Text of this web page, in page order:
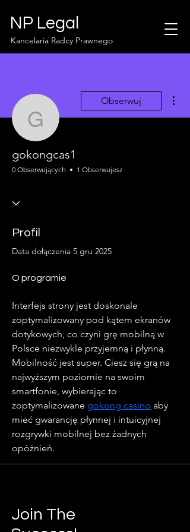
NP Legal
Kancelaria Radcy Prawnego
gokongcas1
Obserwuj
gokongcas1
0 Obserwujących 1 Obserwujesz
Profil
Data dołączenia 5 gru 2025
O programie
Interfejs strony jest doskonale
zoptymalizowany pod kątem ekranów
dotykowych, co czyni grę mobilną w
Polsce niezwykle przyjemną i płynną.
Mobilność jest super. Ciesz się grą na
najwyższym poziomie na swoim
smartfonie, wybierając to
zoptymalizowane gokong casino aby
mieć gwarancję płynnej i intuicyjnej
rozgrywki mobilnej bez żadnych
opóźnień.
Join The